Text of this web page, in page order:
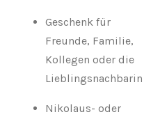
Geschenk für
Freunde, Familie,
Kollegen oder die
Lieblingsnachbarin
Nikolaus- oder